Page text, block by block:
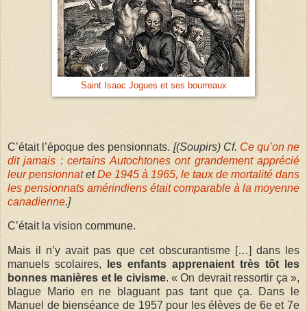
Saint Isaac Jogues et ses bourreaux
C’était l’époque des pensionnats. [(Soupirs) Cf. Ce qu’on ne
dit jamais : certains Autochtones ont grandement apprécié
leur pensionnatetDe 1945 à 1965, le taux de mortalité dans
les pensionnats amérindiens était comparable à la moyenne
canadienne.]
C’était la vision commune.
Mais il n’y avait pas que cet obscurantisme […] dans les
manuels scolaires,
les enfants apprenaient très tôt les
bonnes manières et le civisme. « On devrait ressortir ça »,
blague Mario en ne blaguant pas tant que ça. Dans le
Manuel de bienséance de 1957 pour les élèves de 6e et 7e